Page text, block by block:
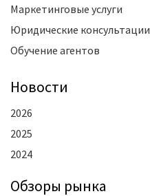
Маркетинговые услуги
Юридические консультации
Обучение агентов
Новости
2026
2025
2024
Oбзоры рынка